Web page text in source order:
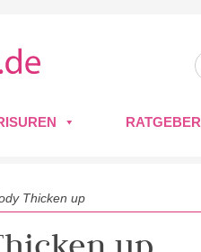
RATGEBER
Thicken up